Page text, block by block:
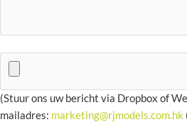
(Stuur ons uw bericht via Dropbox of
mailadres: marketing@rjmodels.com.hk